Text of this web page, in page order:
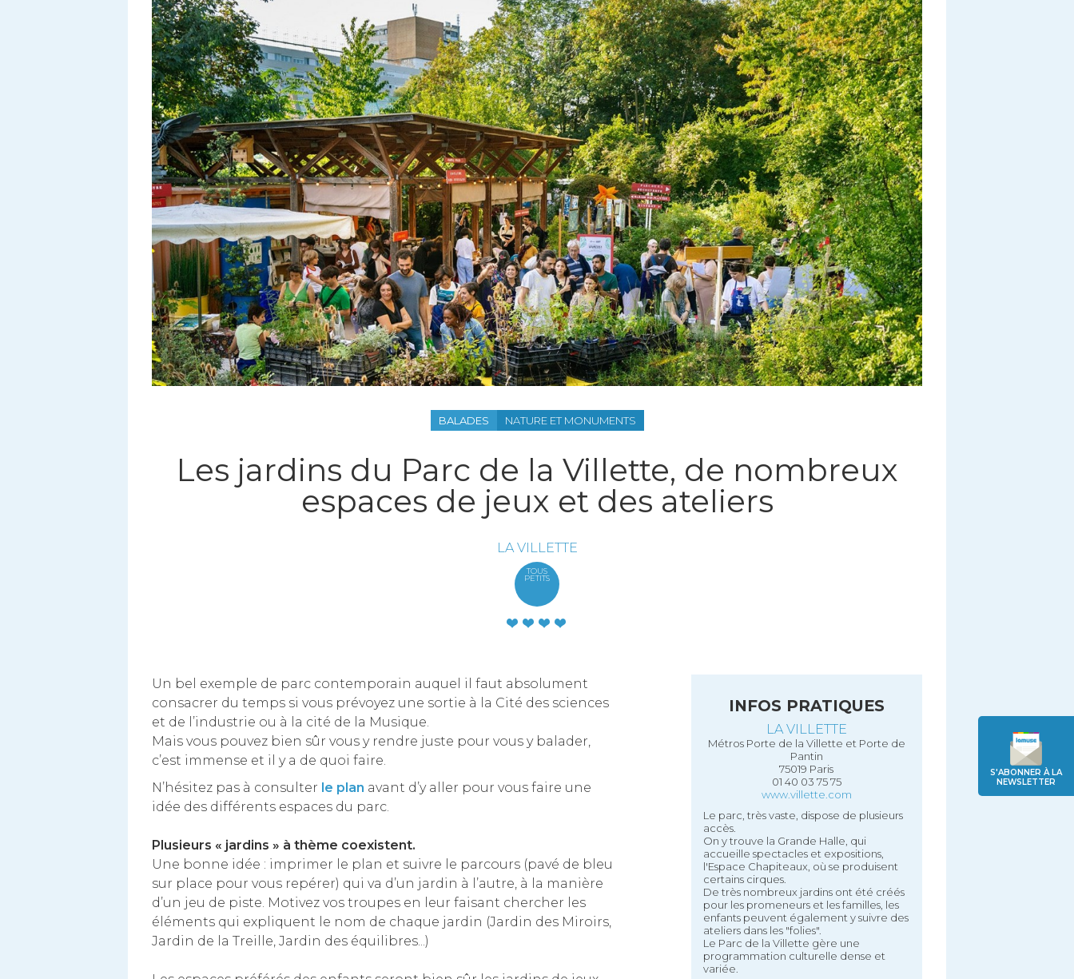
S'ABONNER À LA
NEWSLETTER
BALADES NATURE ET MONUMENTS
Les jardins du Parc de la Villette, de nombreux
espaces de jeux et des ateliers
LA VILLETTE
TOUS
PETITS
Un bel exemple de parc contemporain auquel il faut absolument
consacrer du temps si vous prévoyez une sortie à la Cité des sciences
et de l’industrie ou à la cité de la Musique.
Mais vous pouvez bien sûr vous y rendre juste pour vous y balader,
c’est immense et il y a de quoi faire.
N’hésitez pas à consulter le plan avant d’y aller pour vous faire une
idée des différents espaces du parc.
Plusieurs « jardins » à thème coexistent.
Une bonne idée : imprimer le plan et suivre le parcours (pavé de bleu
sur place pour vous repérer) qui va d’un jardin à l’autre, à la manière
d’un jeu de piste. Motivez vos troupes en leur faisant chercher les
éléments qui expliquent le nom de chaque jardin (Jardin des Miroirs,
Jardin de la Treille, Jardin des équilibres...)
INFOS PRATIQUES
LA VILLETTE
Métros Porte de la Villette et Porte de
Pantin
75019 Paris
01 40 03 75 75
www.villette.com
Le parc, très vaste, dispose de plusieurs
accès.
On y trouve la Grande Halle, qui
accueille spectacles et expositions,
l'Espace Chapiteaux, où se produisent
certains cirques.
De très nombreux jardins ont été créés
pour les promeneurs et les familles, les
enfants peuvent également y suivre des
ateliers dans les "folies".
Le Parc de la Villette gère une
programmation culturelle dense et
variée.